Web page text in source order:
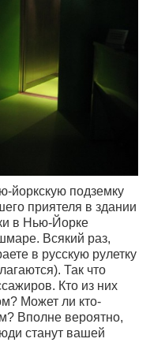
йоркскую подземку
приятеля в здании
в Нью-Йорке
Всякий раз,
в русскую рулетку
Так что
Кто из них
Может ли кто-
Вполне вероятно,
станут вашей